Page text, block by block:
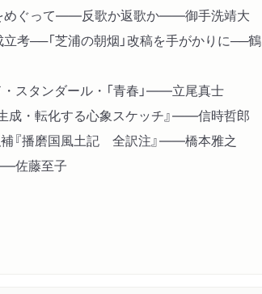
をめぐって――反歌か返歌か――御手洗靖大
立考──「芝浦の朝烟」改稿を手がかりに──鶴
スタンダール・「青春」――立尾真士
成・転化する心象スケッチ』――信時哲郎
『播磨国風土記 全訳注』――橋本雅之
佐藤至子